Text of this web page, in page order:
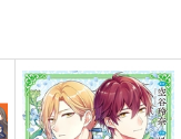
サンプル
カート
Enchante
葉月ゆら